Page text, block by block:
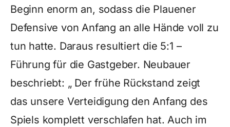
Beginn enorm an, sodass die Plauener
Defensive von Anfang an alle Hände voll zu
tun hatte. Daraus resultiert die 5:1 –
Führung für die Gastgeber. Neubauer
beschriebt: „ Der frühe Rückstand zeigt
das unsere Verteidigung den Anfang des
Spiels komplett verschlafen hat. Auch im